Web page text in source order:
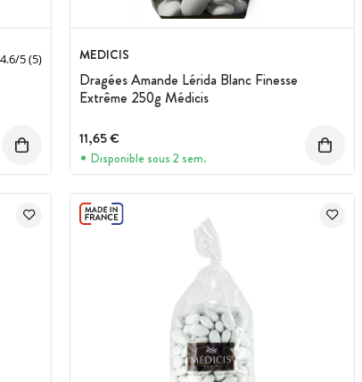
4.6/5(5) MEDICIS
Dragées Amande Lérida Blanc Finesse
Extrême 250g Médicis
11,65 €
Disponible sous 2 sem.